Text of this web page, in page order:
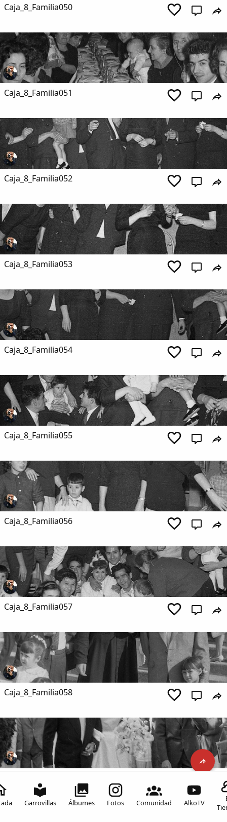
Garrovillas Álbumes Fotos Comunidad AlkoTV
Caja_8_Familia050
Caja_8_Familia051
Caja_8_Familia052
Caja_8_Familia053
Caja_8_Familia054
Caja_8_Familia055
Caja_8_Familia056
Caja_8_Familia057
Caja_8_Familia058
Inicia sesión para comentar